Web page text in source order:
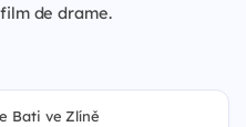
de drame.
Bati ve Zlíně